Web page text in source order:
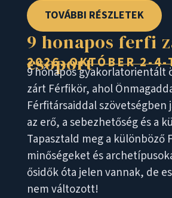
TOVÁBBI RÉSZLETEK
9 honapos ferfi
csoport
2026. OKTÓBER 2-4-
9 hónapos gyakorlatorientált
zárt Férfikör, ahol
Férfitársaiddal szövetségben
az erő, a sebezhetőség és a
Tapasztald meg a különböző
minőségeket és
ősidők óta jelen vannak, de
nem változott!